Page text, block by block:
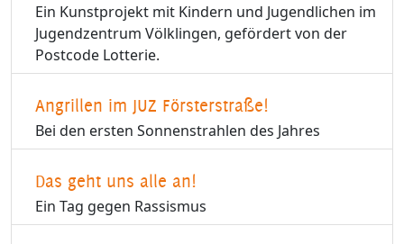
Ein Kunstprojekt mit Kindern und Jugendlichen im
Jugendzentrum Völklingen, gefördert von der
Postcode Lotterie.
Angrillen im JUZ Försterstraße!
Bei den ersten Sonnenstrahlen des Jahres
Das geht uns alle an!
Ein Tag gegen Rassismus